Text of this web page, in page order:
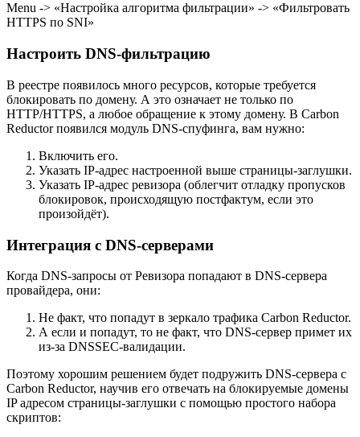
Menu -> «Настройка алгоритма фильтрации» -> «Фильтровать
HTTPS по SNI»
Настроить DNS-фильтрацию
В реестре появилось много ресурсов, которые требуется
блокировать по домену. А это означает не только по
HTTP/HTTPS, а любое обращение к этому домену. В Carbon
Reductor появился модуль DNS-спуфинга, вам нужно:
Включить его.
Указать IP-адрес настроенной выше страницы-заглушки.
Указать IP-адрес ревизора (облегчит отладку пропусков
блокировок, происходящую постфактум, если это
произойдёт).
Интеграция с DNS-серверами
Когда DNS-запросы от Ревизора попадают в DNS-сервера
провайдера, они:
Не факт, что попадут в зеркало трафика Carbon Reductor.
А если и попадут, то не факт, что DNS-сервер примет их
из-за DNSSEC-валидации.
Поэтому хорошим решением будет подружить DNS-сервера с
Carbon Reductor, научив его отвечать на блокируемые домены
IP адресом страницы-заглушки с помощью простого набора
скриптов: